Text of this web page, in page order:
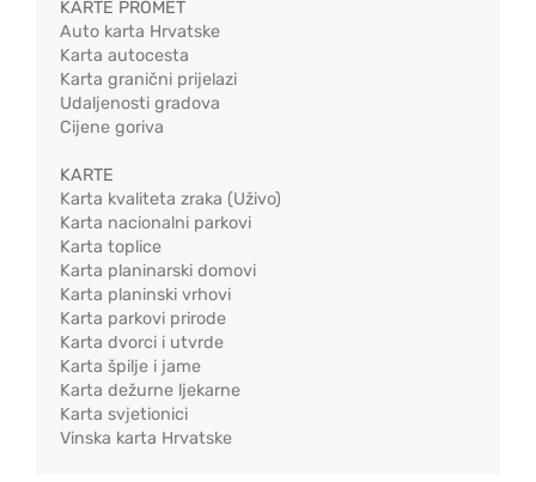
KARTE PROMET
Auto karta Hrvatske
Karta autocesta
Karta granični prijelazi
Udaljenosti gradova
Cijene goriva
KARTE
Karta kvaliteta zraka (Uživo)
Karta nacionalni parkovi
Karta toplice
Karta planinarski domovi
Karta planinski vrhovi
Karta parkovi prirode
Karta dvorci i utvrde
Karta špilje i jame
Karta dežurne ljekarne
Karta svjetionici
Vinska karta Hrvatske